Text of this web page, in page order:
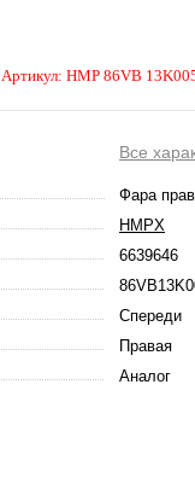
Артикул: HMP 86VB
Все
Фара
HMPX
6639646
Спереди
Правая
Аналог